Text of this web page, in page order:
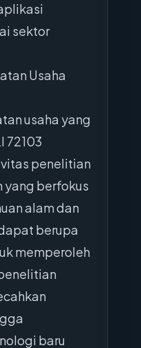
sektor
Usaha
usaha yang
72103
penelitian
yang berfokus
alam dan
berupa
memperoleh
baru